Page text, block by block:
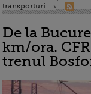
transporturi
De la
km/ora.
trenul